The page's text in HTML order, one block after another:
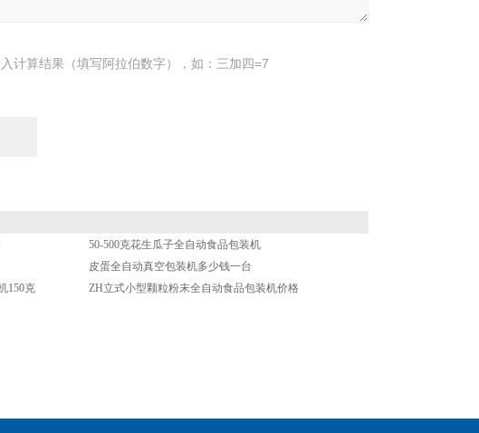
计算结果（填写阿拉伯数字），如：三加四=7
50-500克花生瓜子全自动食品包装机
皮蛋全自动真空包装机多少钱一台
150克 ZH立式小型颗粒粉末全自动食品包装机价格